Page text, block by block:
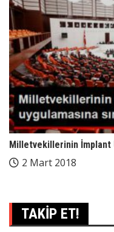
Milletvekillerinin İmplant
2 Mart 2018
TAKİP ET!